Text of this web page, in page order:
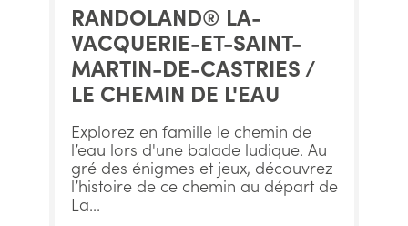
RANDOLAND® LA-
VACQUERIE-ET-SAINT-
MARTIN-DE-CASTRIES /
LE CHEMIN DE L'EAU
Explorez en famille le chemin de
l’eau lors d'une balade ludique. Au
gré des énigmes et jeux, découvrez
l’histoire de ce chemin au départ de
La...